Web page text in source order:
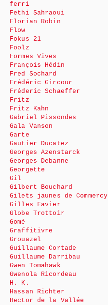
ferri
Fethi Sahraoui
Florian Robin
Flow
Fokus 21
Foolz
Formes Vives
François Hédin
Fred Sochard
Frédéric Gircour
Fréderic Schaeffer
Fritz
Fritz Kahn
Gabriel Pissondes
Gala Vanson
Garte
Gautier Ducatez
Georges Azenstarck
Georges Debanne
Georgette
Gil
Gilbert Bouchard
Gilets jaunes de Commercy
Gilles Favier
Globe Trottoir
Gomé
Graffitivre
Grouazel
Guillaume Cortade
Guillaume Darribau
Gwen Tomahawk
Gwenola Ricordeau
H. K.
Hassan Richter
Hector de la Vallée